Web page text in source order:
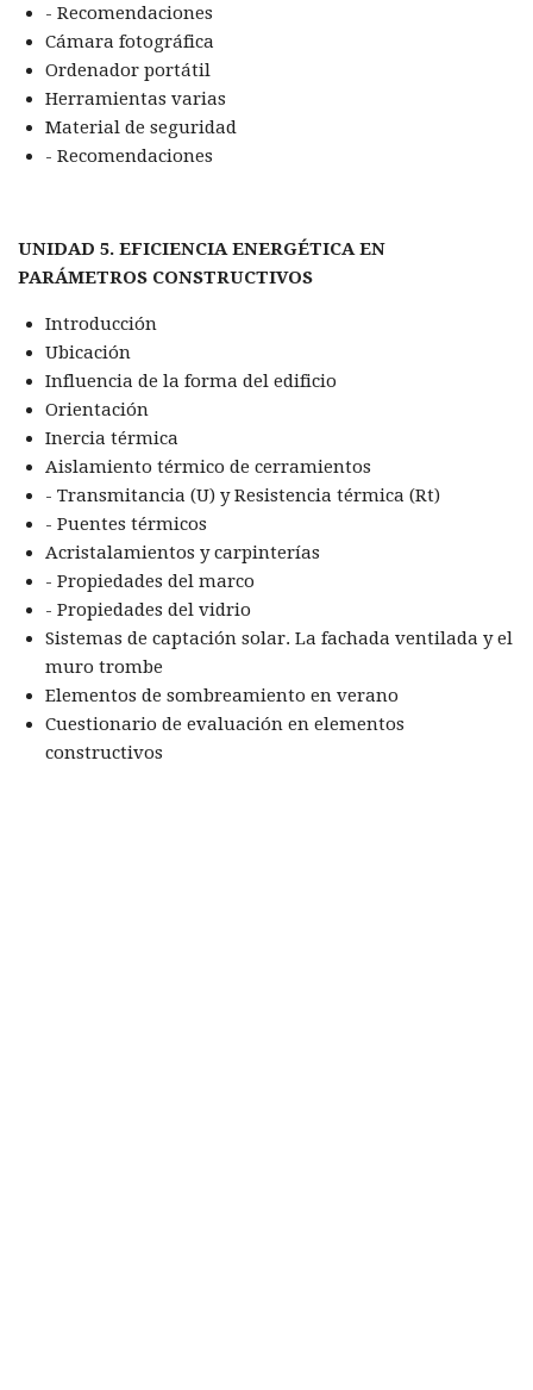
- Recomendaciones
Cámara fotográfica
Ordenador portátil
Herramientas varias
Material de seguridad
- Recomendaciones
UNIDAD 5. EFICIENCIA ENERGÉTICA EN
PARÁMETROS CONSTRUCTIVOS
Introducción
Ubicación
Influencia de la forma del edificio
Orientación
Inercia térmica
Aislamiento térmico de cerramientos
- Transmitancia (U) y Resistencia térmica (Rt)
- Puentes térmicos
Acristalamientos y carpinterías
- Propiedades del marco
- Propiedades del vidrio
Sistemas de captación solar. La fachada ventilada y el
muro trombe
Elementos de sombreamiento en verano
Cuestionario de evaluación en elementos
constructivos